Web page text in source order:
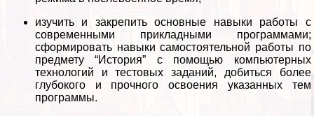
изучить и закрепить основные навыки работы с
современными прикладными программами;
сформировать навыки самостоятельной работы по
предмету “История” с помощью компьютерных
технологий и тестовых заданий, добиться более
глубокого и прочного освоения указанных тем
программы.